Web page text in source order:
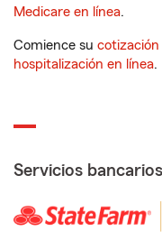
Medicare en línea.
Comience su cotización
hospitalización en línea.
Servicios bancarios